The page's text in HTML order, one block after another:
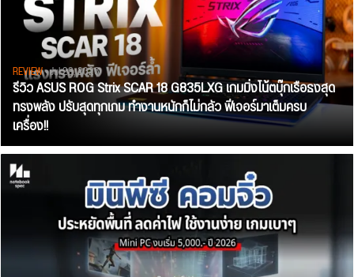
REVIEW• Jul 28, 2026
รีวิว ASUS ROG Strix SCAR 18 G835LXG เกมมิ่งโน้ตบุ๊กเรือธงสุด
ทรงพลัง ปรับสุดทุกเกม ทำงานหนักก็ไม่กลัว ฟีเจอร์มาเต็มครบ
เครื่อง!!